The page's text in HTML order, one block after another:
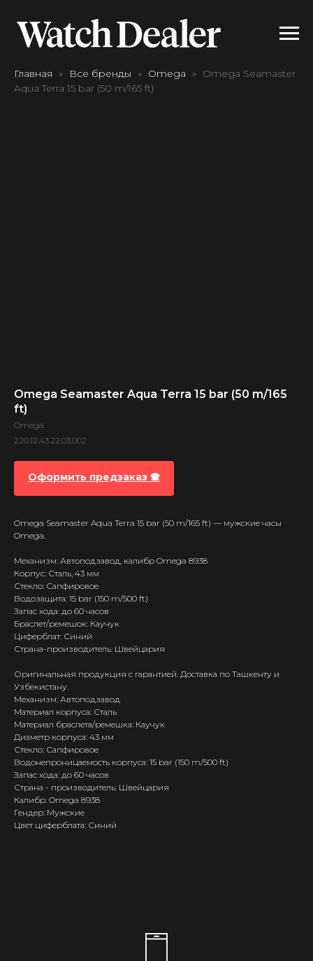
Главная Все бренды Omega
Omega Seamaster
Aqua Terra 15 bar (50 m/165 ft)
Omega Seamaster Aqua Terra 15 bar (50 m/165
ft)
Omega
220.12.43.22.03.002
Оформить предзаказ 🕿
Omega Seamaster Aqua Terra 15 bar (50 m/165 ft) — мужские часы
Omega.
Механизм: Автоподзавод, калибр Omega 8938
Корпус: Сталь, 43 мм
Стекло: Сапфировое
Водозащита: 15 bar (150 m/500 ft)
Запас хода: до 60 часов
Браслет/ремешок: Каучук
Циферблат: Синий
Страна-производитель: Швейцария
Оригинальная продукция с гарантией. Доставка по Ташкенту и
Узбекистану.
Механизм: Автоподзавод
Материал корпуса: Сталь
Материал браслета/ремешка: Каучук
Диаметр корпуса: 43 мм
Стекло: Сапфировое
Водонепроницаемость корпуса: 15 bar (150 m/500 ft)
Запас хода: до 60 часов
Страна - производитель: Швейцария
Калибр: Omega 8938
Гендер: Мужские
Цвет циферблата: Синий